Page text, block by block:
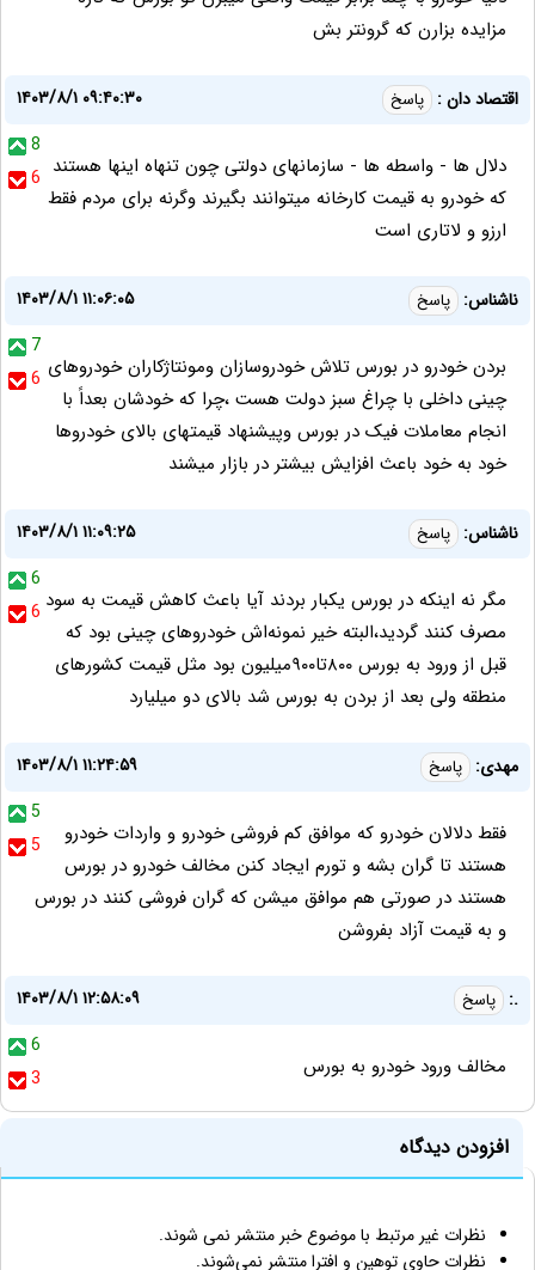
مزایده بزارن که گرونتر بش
اقتصاد دان : پاسخ
۱۴۰۳/۸/۱ ۰۹:۴۰:۳۰
8
6 دلال ها - واسطه ها - سازمانهای دولتی چون تنهاه اینها هستند
که خودرو به قیمت کارخانه میتوانند بگیرند وگرنه برای مردم فقط
ارزو و لاتاری است
ناشناس: پاسخ
۱۴۰۳/۸/۱ ۱۱:۰۶:۰۵
7
6 بردن خودرو در بورس تلاش خودروسازان ومونتاژکاران خودروهای
چینی داخلی با چراغ سبز دولت هست ،چرا که خودشان بعداً با
انجام معاملات فیک در بورس وپیشنهاد قیمتهای بالای خودروها
خود به خود باعث افزایش بیشتر در بازار میشند
ناشناس: پاسخ
۱۴۰۳/۸/۱ ۱۱:۰۹:۲۵
6
6 مگر نه اینکه در بورس یکبار بردند آیا باعث کاهش قیمت به سود
مصرف کنند گردید،البته خیر نمونه‌اش خودروهای چینی بود که
قبل از ورود به بورس ۸۰۰تا۹۰۰میلیون بود مثل قیمت کشورهای
منطقه ولی بعد از بردن به بورس شد بالای دو میلیارد
مهدی: پاسخ
۱۴۰۳/۸/۱ ۱۱:۲۴:۵۹
5
5
فقط دلالان خودرو که موافق کم فروشی خودرو و واردات خودرو
هستند تا گران بشه و تورم ایجاد کنن مخالف خودرو در بورس
هستند در صورتی هم موافق میشن که گران فروشی کنند در بورس
و به قیمت آزاد بفروشن
.: پاسخ
۱۴۰۳/۸/۱ ۱۲:۵۸:۰۹
6
3
مخالف ورود خودرو به بورس
افزودن دیدگاه
نظرات غیر مرتبط با موضوع خبر منتشر نمی شوند.
نظرات حاوی توهین و افترا منتشر نمی‌شوند.